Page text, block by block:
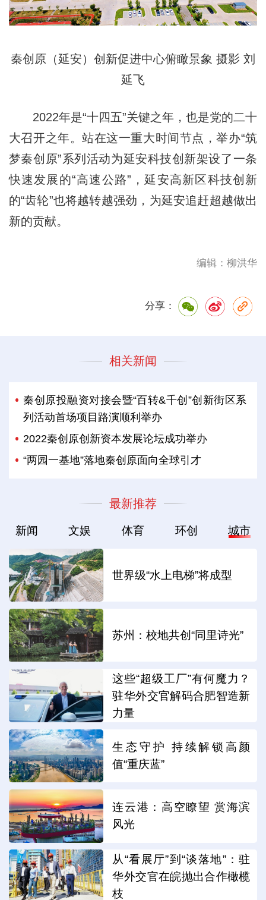
秦创原（延安）创新促进中心俯瞰景象 摄影 刘
延飞
2022年是“十四五”关键之年，也是党的二十
大召开之年。站在这一重大时间节点，举办“筑
梦秦创原”系列活动为延安科技创新架设了一条
快速发展的“高速公路”，延安高新区科技创新
的“齿轮”也将越转越强劲，为延安追赶超越做出
新的贡献。
编辑：柳洪华
分享：
相关新闻
秦创原投融资对接会暨“百转&千创”创新街区系
列活动首场项目路演顺利举办
2022秦创原创新资本发展论坛成功举办
“两园一基地”落地秦创原面向全球引才
最新推荐
新闻 文娱 体育 环创 城市
世界级“水上电梯”将成型
苏州：校地共创“同里诗光”
这些“超级工厂”有何魔力？
驻华外交官解码合肥智造新
力量
生态守护 持续解锁高颜
值“重庆蓝”
连云港：高空瞭望 赏海滨
风光
从“看展厅”到“谈落地”：驻
华外交官在皖抛出合作橄榄
枝